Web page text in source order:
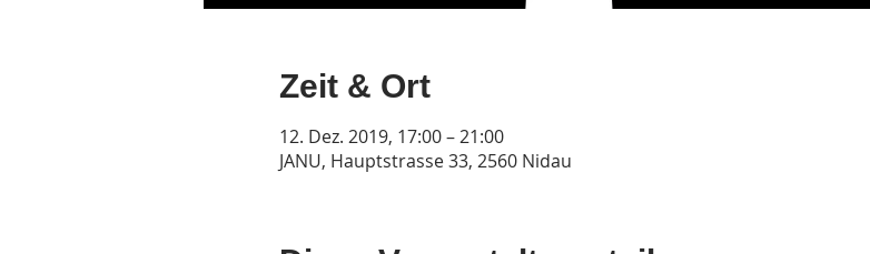
Zeit & Ort
12. Dez. 2019, 17:00 – 21:00
JANU, Hauptstrasse 33, 2560 Nidau